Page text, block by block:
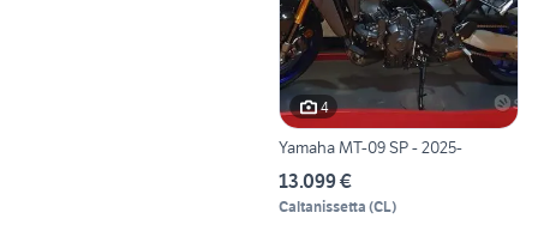
4
Yamaha MT-09 SP - 2025-
13.099 €
Caltanissetta (CL)